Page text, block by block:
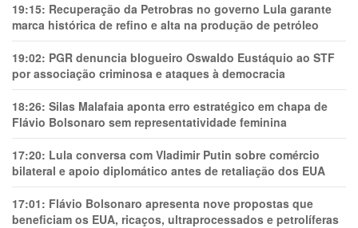
19:15: Recuperação da Petrobras no governo Lula garante
marca histórica de refino e alta na produção de petróleo
19:02: PGR denuncia blogueiro Oswaldo Eustáquio ao STF
por associação criminosa e ataques à democracia
18:26: Silas Malafaia aponta erro estratégico em chapa de
Flávio Bolsonaro sem representatividade feminina
17:20: Lula conversa com Vladimir Putin sobre comércio
bilateral e apoio diplomático antes de retaliação dos EUA
17:01: Flávio Bolsonaro apresenta nove propostas que
beneficiam os EUA, ricaços, ultraprocessados e petrolíferas